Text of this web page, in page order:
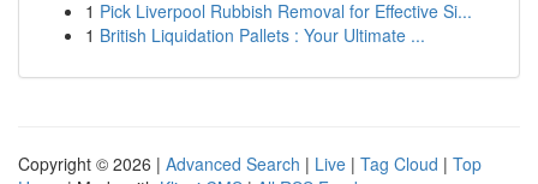
1 Pick Liverpool Rubbish Removal for Effective Si...
1 British Liquidation Pallets : Your Ultimate ...
Copyright © 2026 | Advanced Search | Live | Tag Cloud | Top